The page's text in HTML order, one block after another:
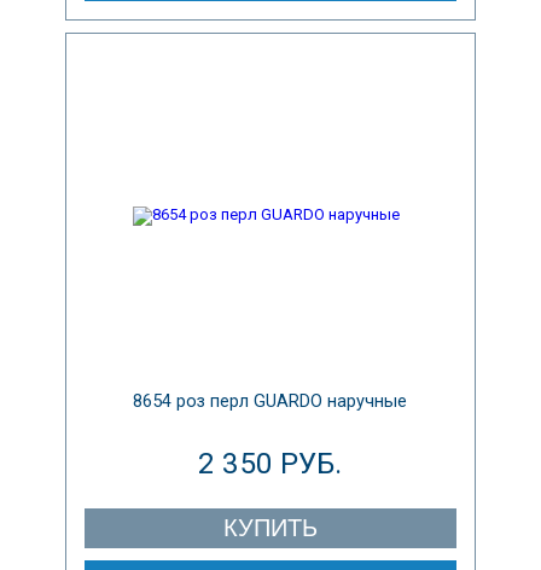
8654 роз перл GUARDO наручные
2 350 РУБ.
КУПИТЬ